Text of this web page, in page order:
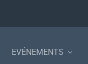
EVÉNEMENTS